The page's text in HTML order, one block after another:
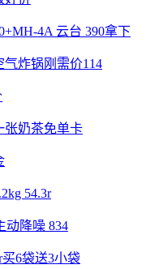
4A 云台 390拿下
气炸锅刚需价114
张奶茶免单卡
54.3r
动降噪 834
6袋送3小袋